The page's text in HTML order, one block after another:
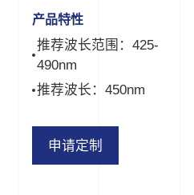
产品特性
推荐波长范围：425-
490nm
推荐波长：450nm
申请定制